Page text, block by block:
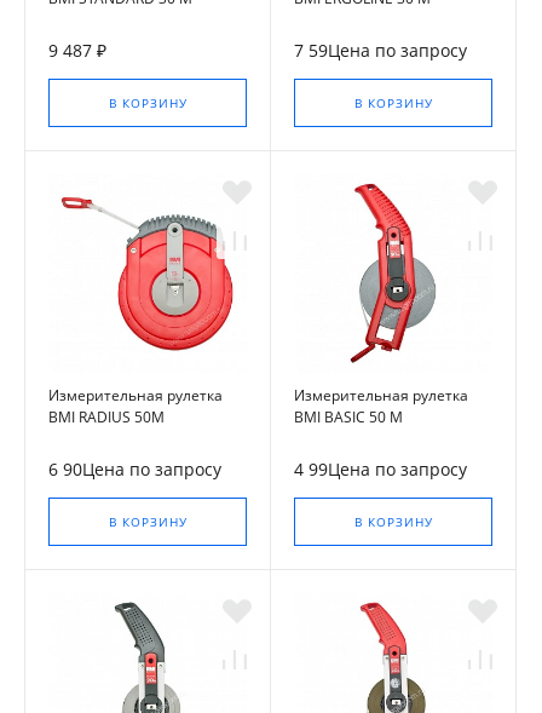
9 487 ₽
В КОРЗИНУ
7 59Цена по запросу
В КОРЗИНУ
Измерительная рулетка
BMI RADIUS 50M
6 90Цена по запросу
В КОРЗИНУ
Измерительная рулетка
BMI BASIC 50 M
4 99Цена по запросу
В КОРЗИНУ